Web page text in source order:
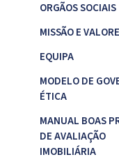
ORGÃOS SOCIAIS
MISSÃO E
EQUIPA
MODELO DE
ÉTICA
MANUAL BOAS
DE AVALIAÇÃO
IMOBILIÁRIA